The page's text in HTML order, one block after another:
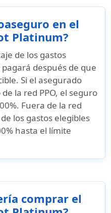
en el
Platinum?
de los gastos
después de que
Si el asegurado
la red PPO, el seguro
Fuera de la red
los gastos elegibles
hasta el límite
comprar el